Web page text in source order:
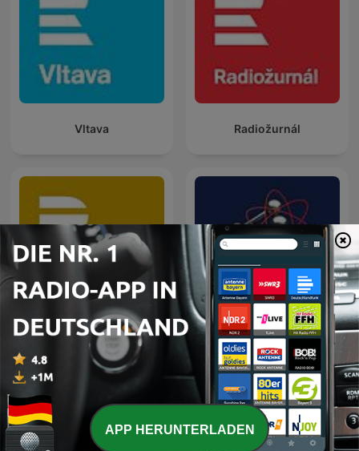
Vltava Radiožurnál
Radio Wave Český rozhlas - Věda
APP HERUNTERLADEN